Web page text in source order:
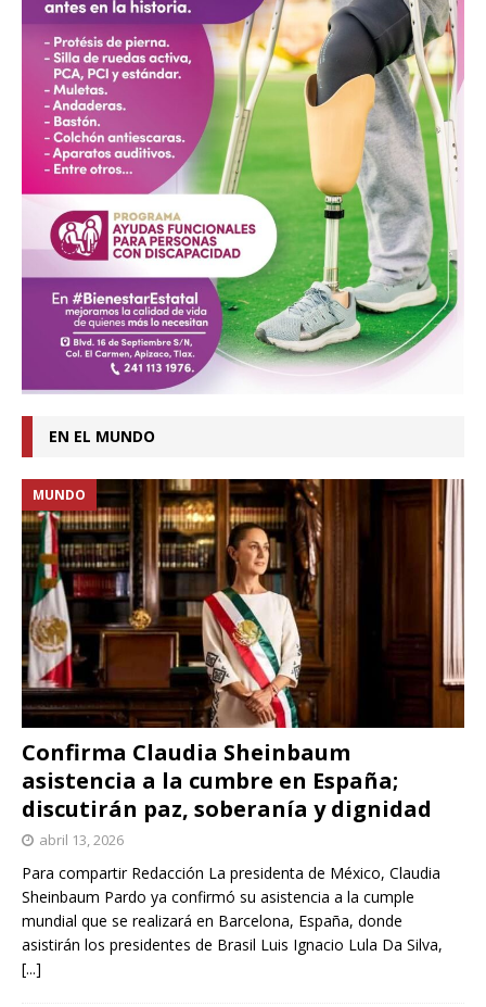
EN EL MUNDO
Confirma Claudia Sheinbaum
asistencia a la cumbre en España;
discutirán paz, soberanía y dignidad
MUNDO
abril 13, 2026
Para compartir Redacción La presidenta de México, Claudia
Sheinbaum Pardo ya confirmó su asistencia a la cumple
mundial que se realizará en Barcelona, España, donde
asistirán los presidentes de Brasil Luis Ignacio Lula Da Silva,
[...]